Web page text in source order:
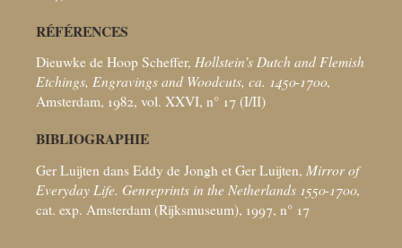
RÉFÉRENCES
Dieuwke de Hoop Scheffer, Hollstein’s Dutch and Flemish
Etchings, Engravings and Woodcuts, ca. 1450-1700,
Amsterdam, 1982, vol. XXVI, n° 17 (I/II)
BIBLIOGRAPHIE
Ger Luijten dans Eddy de Jongh et Ger Luijten, Mirror of
Everyday Life. Genreprints in the Netherlands 1550-1700,
cat. exp. Amsterdam (Rijksmuseum), 1997, n° 17